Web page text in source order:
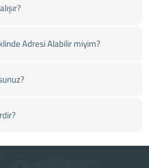
Adresi Alabilir miyim?